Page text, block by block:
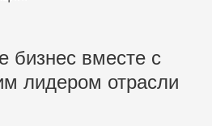
бизнес вместе с
лидером отрасли